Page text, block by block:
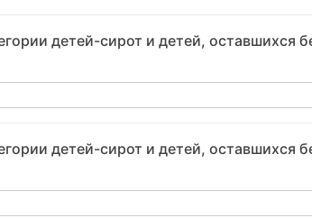
детей-сирот и детей, оставшихся
детей-сирот и детей, оставшихся